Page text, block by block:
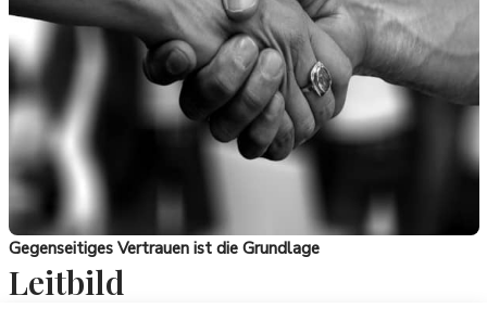
Gegenseitiges Vertrauen ist die Grundlage
Leitbild